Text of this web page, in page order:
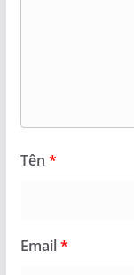
Tên *
Email*